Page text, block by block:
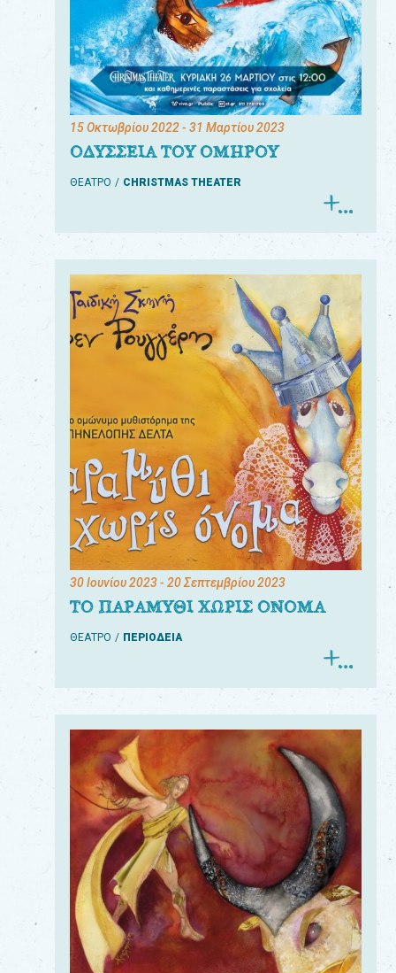
15 Οκτωβρίου 2022- 31 Μαρτίου 2023
ΟΔΥΣΣΕΙΑ ΤΟΥ ΟΜΗΡΟΥ
ΘΕΑΤΡΟ CHRISTMAS THEATER
30 Ιουνίου 2023- 20 Σεπτεμβρίου 2023
ΤΟ ΠΑΡΑΜΥΘΙ ΧΩΡΙΣ ΟΝΟΜΑ
ΘΕΑΤΡΟ ΠΕΡΙΟΔΕΙΑ